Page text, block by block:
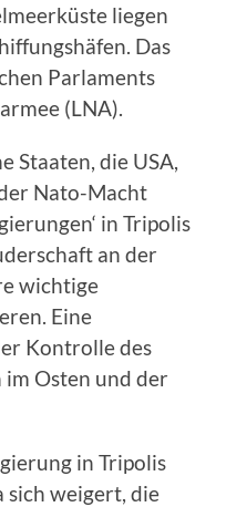
liegen
Das
Parlaments
(LNA).
Staaten, die USA,
Nato-Macht
in Tripolis
an der
wichtige
Eine
Kontrolle des
im Osten und der
in Tripolis
weigert, die